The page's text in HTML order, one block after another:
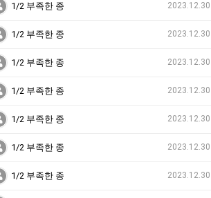
1/2 부족한 종 2023.12.30
1/2 부족한 종 2023.12.30
1/2 부족한 종 2023.12.30
1/2 부족한 종 2023.12.30
1/2 부족한 종 2023.12.30
1/2 부족한 종 2023.12.30
1/2 부족한 종 2023.12.30